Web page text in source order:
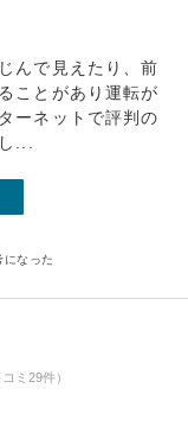
んで見えたり、前
ことがあり運転が
ーネットで評判の
...
になった
ミ29件）